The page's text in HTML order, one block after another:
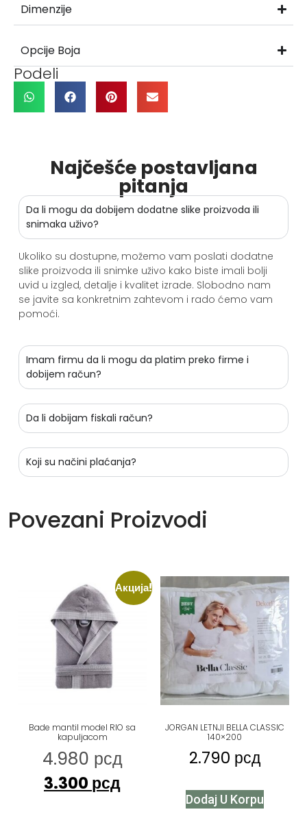
Dimenzije
Opcije Boja
Podeli
Najčešće postavljana
pitanja
Da li mogu da dobijem dodatne slike proizvoda ili
snimaka uživo?
Ukoliko su dostupne, možemo vam poslati dodatne
slike proizvoda ili snimke uživo kako biste imali bolji
uvid u izgled, detalje i kvalitet izrade. Slobodno nam
se javite sa konkretnim zahtevom i rado ćemo vam
pomoći.
Imam firmu da li mogu da platim preko firme i
dobijem račun?
Da li dobijam fiskali račun?
Koji su načini plaćanja?
Povezani Proizvodi
Акција!
Bade mantil model RIO sa
kapuljacom
4.980 рсд
3.300 рсд
JORGAN LETNJI BELLA CLASSIC
140×200
2.790 рсд
Dodaj U Korpu